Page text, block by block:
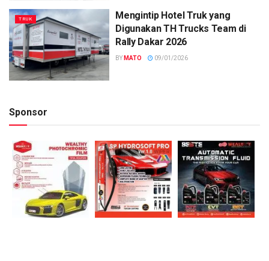
TRUK
Mengintip Hotel Truk yang
Digunakan TH Trucks Team di
Rally Dakar 2026
BY MATO 09/01/2026
Sponsor